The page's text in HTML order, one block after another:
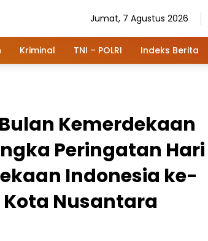
Jumat, 7 Agustus 2026
Kriminal TNI – POLRI Indeks Berita
Kemerdekaan
Peringatan Hari
Indonesia ke-
Nusantara